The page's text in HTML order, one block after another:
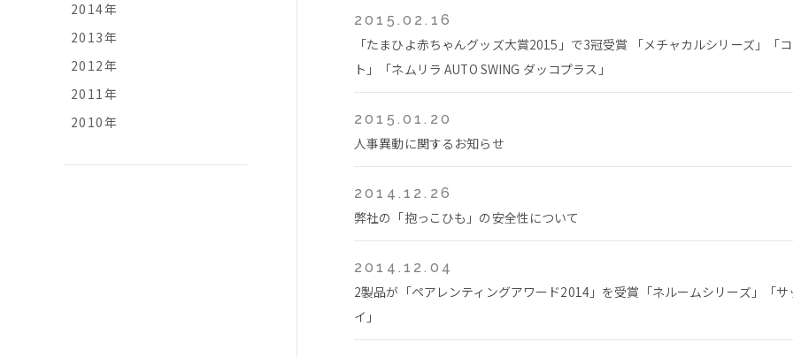
2015.02.16
「たまひよ赤ちゃんグッズ大賞2015」で3冠受賞 「メチャカルシリーズ」「
ト」「ネムリラ AUTO SWING ダッコプラス」
2015.01.20
人事異動に関するお知らせ
2014.12.26
弊社の「抱っこひも」の安全性について
2014.12.04
2製品が「ペアレンティングアワード2014」を受賞「ネルームシリーズ」「サ
イ」
2014年
2013年
2012年
2011年
2010年